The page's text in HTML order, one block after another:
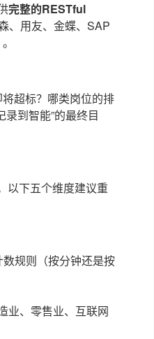
完整的RESTful
、用友、金蝶、SAP
超标？哪类岗位的排
到智能”的最终目
以下五个维度建议重
规则（按分钟还是按
业、零售业、互联网